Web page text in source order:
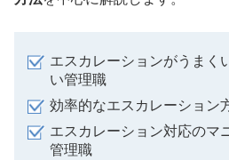
エスカレーションがうまく
い管理職
効率的なエスカレーション
エスカレーション対応のマ
管理職